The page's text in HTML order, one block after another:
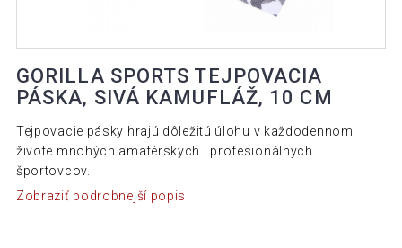
GORILLA SPORTS TEJPOVACIA
PÁSKA, SIVÁ KAMUFLÁŽ, 10 CM
Tejpovacie pásky hrajú dôležitú úlohu v každodennom
živote mnohých amatérskych i profesionálnych
športovcov.
Zobraziť podrobnejší popis